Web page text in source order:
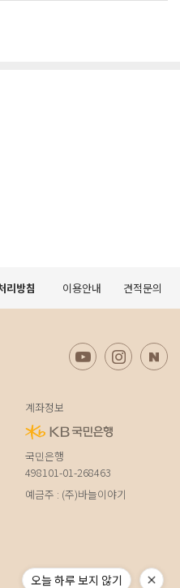
리방침 이용안내 견적문의
계좌정보
국민은행
498101-01-268463
예금주 : (주)바늘이야기
오늘 하루 보지 않기